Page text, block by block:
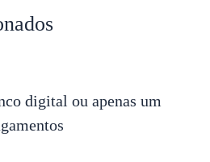
digital ou apenas um